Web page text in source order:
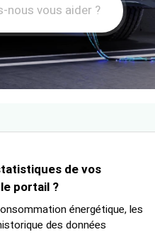
de vos
portail ?
énergétique, les
des données